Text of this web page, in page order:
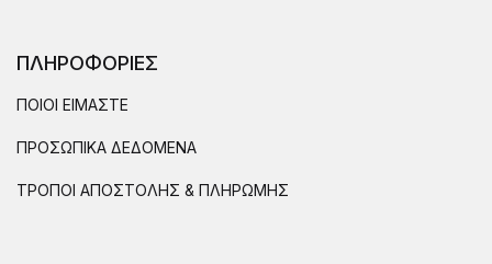
ΠΛΗΡΟΦΟΡΙΕΣ
ΠΟΙΟΙ ΕΙΜΑΣΤΕ
ΠΡΟΣΩΠΙΚΑ ΔΕΔΟΜΕΝΑ
ΤΡΟΠΟΙ ΑΠΟΣΤΟΛΗΣ & ΠΛΗΡΩΜΗΣ